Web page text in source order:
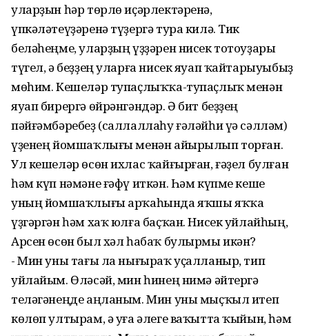
уларҙын һәр төрлө иҫәрлектәренә,
үпкәләтеүҙәренә түҙергә тура килә. Тик
беләһеңме, уларҙың үҙҙәрен нисек тотоуҙары
түгел, ә беҙҙең уларға нисек яуап ҡайтарыуыбыҙ
мөһим. Кешеләр тупаҫлыҡҡа-тупаҫлыҡ менән
яуап бирергә өйрәнгәндәр. Ә бит беҙҙең
пәйғәмбәребеҙ (саллаллаһу ғәләйһи үә сәлләм)
үҙенең йомшаҡлығы менән айырылып торған.
Ул кешеләр өсөн ихлас ҡайғырған, ғәҙел булған
һәм күп нәмәне ғәфү иткән. Һәм күпме кеше
уның йомшаҡлығы арҡаһында яҡшы яҡҡа
үҙгәргән һәм хаҡ юлға баҫҡан. Нисек уйлайһың,
Арсен өсөн был хәл һабаҡ булырмы икән?
- Мин уны тағы ла нығыраҡ уҫалланыр, тип
уйлайым. Өләсәй, мин һинең нимә әйтергә
теләгәнеңде аңланым. Мин уны мыҫҡыл итеп
көлөп ултырам, ә уға әлеге ваҡытта ҡыйын, һәм